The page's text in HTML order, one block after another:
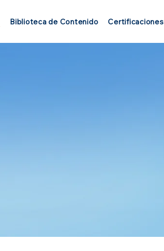
Biblioteca de Contenido Certificaciones